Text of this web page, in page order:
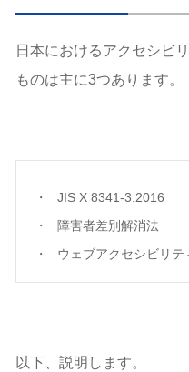
日本におけるアクセシビ
ものは主に3つあります。
JIS X 8341-3:2016
障害者差別解消法
ウェブアクセシビリテ
以下、説明します。